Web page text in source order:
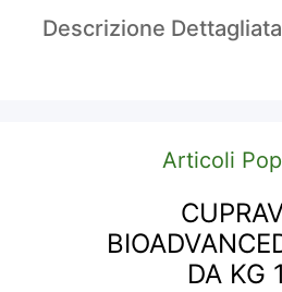
Descrizione Dettagliata
Articoli
DA KG